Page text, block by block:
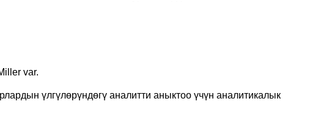
var.
үлгүлөрүндөгү аналитти аныктоо үчүн аналитикалык